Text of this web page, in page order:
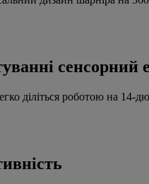
сенсорний
діліться роботою на